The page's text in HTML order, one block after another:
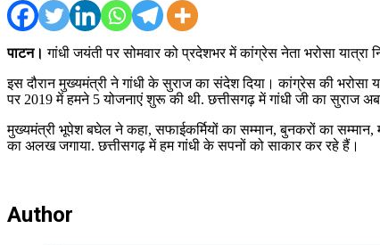
पाटन। गांधी जयंती पर सोमवार को प्रदेशभर में कांग्रेस नेता भरोसा
इस दौरान मुख्यमंत्री ने गांधी के सुराज का संदेश दिया। कांग्रेस की
पर 2019 में हमने 5 योजनाएं शुरू की थी. छत्तीसगढ़ में गांधी जी का सुराज
मुख्यमंत्री भूपेश बघेल ने कहा, सफाईकर्मियों का सम्मान, बुनकरों का सम्मान,
का अलख जगाया. छत्तीसगढ़ में हम गांधी के सपनों को साकार कर रहे हैं।
Author